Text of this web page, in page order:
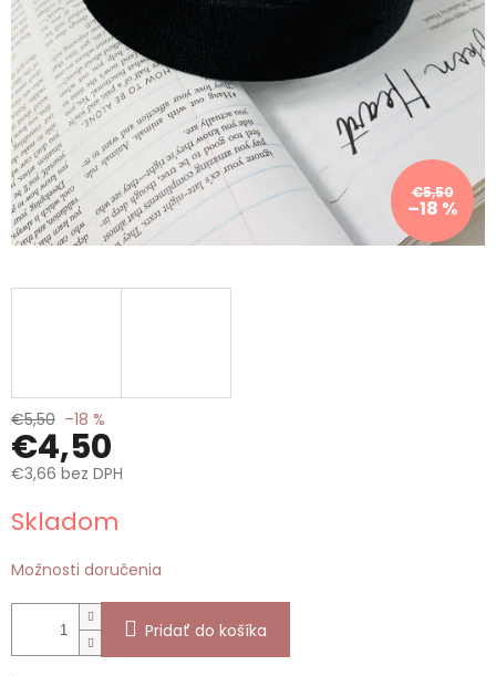
€5,50
–18 %
€5,50 –18 %
€4,50
€3,66 bez DPH
cena:
Skladom
Možnosti doručenia
Pridať do košíka